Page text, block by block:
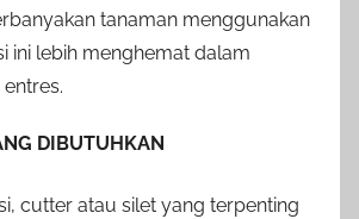
tanaman menggunakan
ini lebih menghemat dalam
DIBUTUHKAN
cutter atau silet yang terpenting